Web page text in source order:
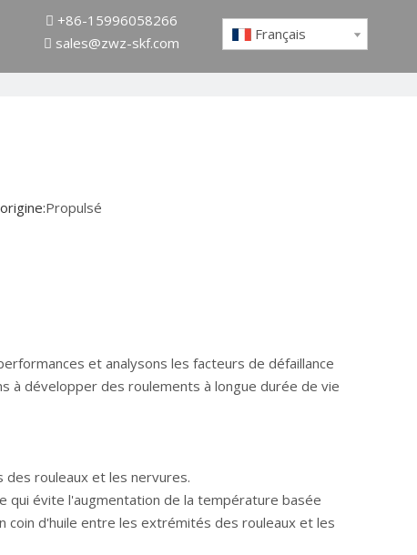
 +86-15996058266
 sales@zwz-skf.com Français
Propulsé
et analysons les facteurs de défaillance
à développer des roulements à longue durée de vie
rouleaux et les nervures.
qui évite l'augmentation de la température basée
d'huile entre les extrémités des rouleaux et les